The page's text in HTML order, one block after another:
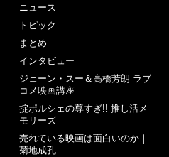
ニュース
トピック
まとめ
インタビュー
ジェーン・スー＆高橋芳朗 ラブ
コメ映画講座
掟ポルシェの尊すぎ!! 推し活メ
モリーズ
売れている映画は面白いのか｜
菊地成孔